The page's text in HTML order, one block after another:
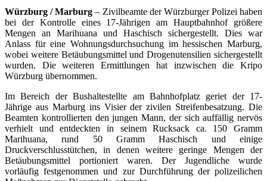
Würzburg / Marburg – Zivilbeamte der Würzburger Polizei haben
bei der Kontrolle eines 17-Jährigen am Hauptbahnhof größere
Mengen an Marihuana und Haschisch sichergestellt. Dies war
Anlass für eine Wohnungsdurchsuchung im hessischen Marburg,
wobei weitere Betäubungsmittel und Drogenutensilien sichergestellt
wurden. Die weiteren Ermittlungen hat inzwischen die Kripo
Würzburg übernommen.
Im Bereich der Bushaltestellte am Bahnhofplatz geriet der 17-
Jährige aus Marburg ins Visier der zivilen Streifenbesatzung. Die
Beamten kontrollierten den jungen Mann, der sich auffällig nervös
verhielt und entdeckten in seinem Rucksack ca. 150 Gramm
Marihuana, rund 50 Gramm Haschisch und einige
Druckverschlusstütchen, in denen weitere geringe Mengen der
Betäubungsmittel portioniert waren. Der Jugendliche wurde
vorläufig festgenommen und zur Durchführung der polizeilichen